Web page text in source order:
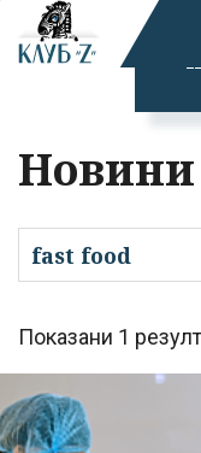
Новини
Показани 1